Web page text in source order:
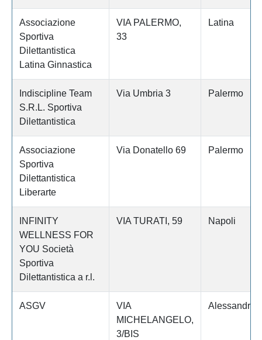
Associazione
Sportiva
Dilettantistica
Latina Ginnastica
VIA PALERMO,
33
Latina
Indiscipline Team
S.R.L. Sportiva
Dilettantistica
Via Umbria 3 Palermo
Associazione
Sportiva
Dilettantistica
Liberarte
Via Donatello 69 Palermo
INFINITY
WELLNESS FOR
YOU Società
Sportiva
Dilettantistica a r.l.
VIA TURATI, 59 Napoli
ASGV
VIA
MICHELANGELO,
3/BIS
Alessandria